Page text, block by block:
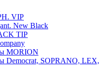
VIP
New Black
TIP
MORION
Democrat, SOPRANO, LEX,